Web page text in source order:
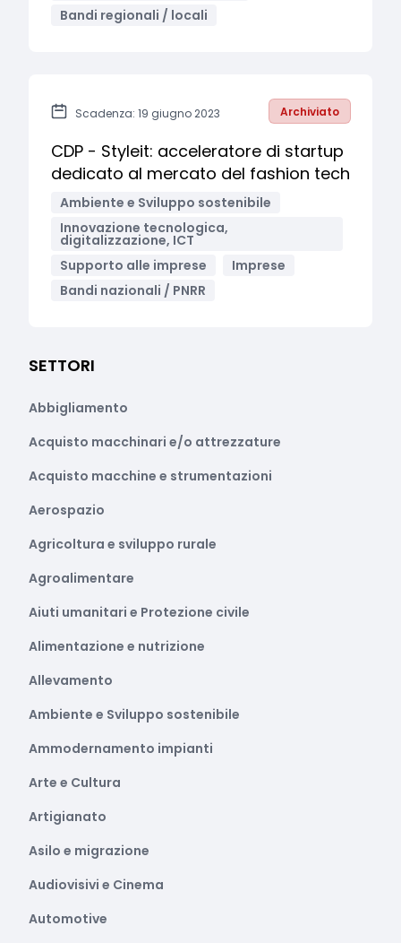
Bandi regionali / locali
Scadenza: 19 giugno 2023 Archiviato
CDP - Styleit: acceleratore di startup
dedicato al mercato del fashion tech
Ambiente e Sviluppo sostenibile
Innovazione tecnologica,
digitalizzazione, ICT
Supporto alle imprese
Imprese
Bandi nazionali / PNRR
SETTORI
Abbigliamento
Acquisto macchinari e/o attrezzature
Acquisto macchine e strumentazioni
Aerospazio
Agricoltura e sviluppo rurale
Agroalimentare
Aiuti umanitari e Protezione civile
Alimentazione e nutrizione
Allevamento
Ambiente e Sviluppo sostenibile
Ammodernamento impianti
Arte e Cultura
Artigianato
Asilo e migrazione
Audiovisivi e Cinema
Automotive